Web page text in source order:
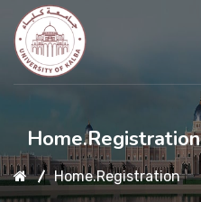
About UKB
Home.Registration
Home.Registration